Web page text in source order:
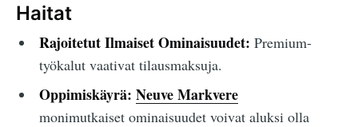
Haitat
Rajoitetut Ilmaiset Ominaisuudet: Premium-
työkalut vaativat tilausmaksuja.
Oppimiskäyrä: Neuve Markvere
monimutkaiset ominaisuudet voivat aluksi olla